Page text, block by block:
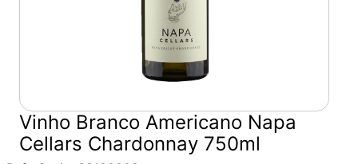
Vinho Branco Americano Napa
Cellars Chardonnay 750ml